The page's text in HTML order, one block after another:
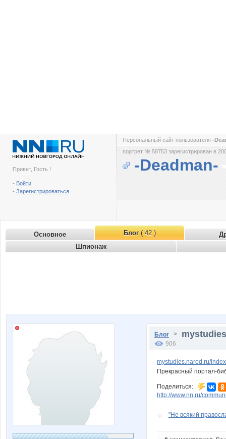
Привет, Гость !
- Войти
- Зарегистрироваться
Персональный сайт пользователя -
портрет № 58753 зарегистрирован в
-Deadman-
Основное Блог( 42 )
Шпионаж
Блог >
906
mystudies.narod.ru/
Прекрасный портал-
Поделиться:
http://www.nn.ru/
"Hе всякий